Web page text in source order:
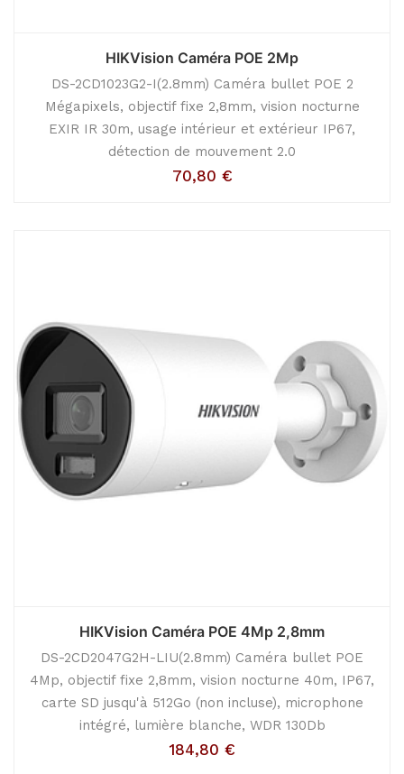
HIKVision Caméra POE 2Mp
DS-2CD1023G2-I(2.8mm) Caméra bullet POE 2
Mégapixels, objectif fixe 2,8mm, vision nocturne
EXIR IR 30m, usage intérieur et extérieur IP67,
détection de mouvement 2.0
70,80 €
HIKVision Caméra POE 4Mp 2,8mm
DS-2CD2047G2H-LIU(2.8mm) Caméra bullet POE
4Mp, objectif fixe 2,8mm, vision nocturne 40m, IP67,
carte SD jusqu'à 512Go (non incluse), microphone
intégré, lumière blanche, WDR 130Db
184,80 €